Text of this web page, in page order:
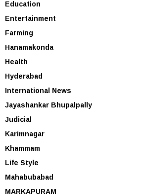
Education
Entertainment
Farming
Hanamakonda
Health
Hyderabad
International News
Jayashankar Bhupalpally
Judicial
Karimnagar
Khammam
Life Style
Mahabubabad
MARKAPURAM